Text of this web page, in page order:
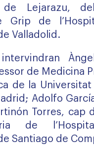
de Lejarazu,
Grip de
Valladolid.
de Medicina
de la Universitat
Adolfo
Torres, cap
de
Santiago de